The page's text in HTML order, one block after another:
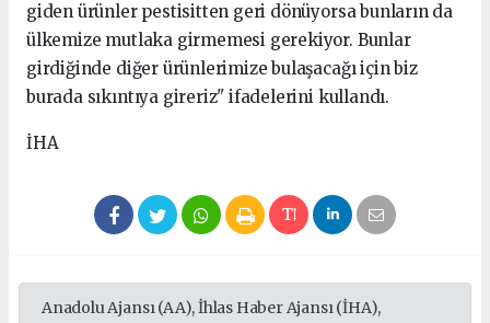
giden ürünler pestisitten geri dönüyorsa bunların da
ülkemize mutlaka girmemesi gerekiyor. Bunlar
girdiğinde diğer ürünlerimize bulaşacağı için biz
burada sıkıntıya gireriz" ifadelerini kullandı.
İHA
Anadolu Ajansı (AA), İhlas Haber Ajansı (İHA),